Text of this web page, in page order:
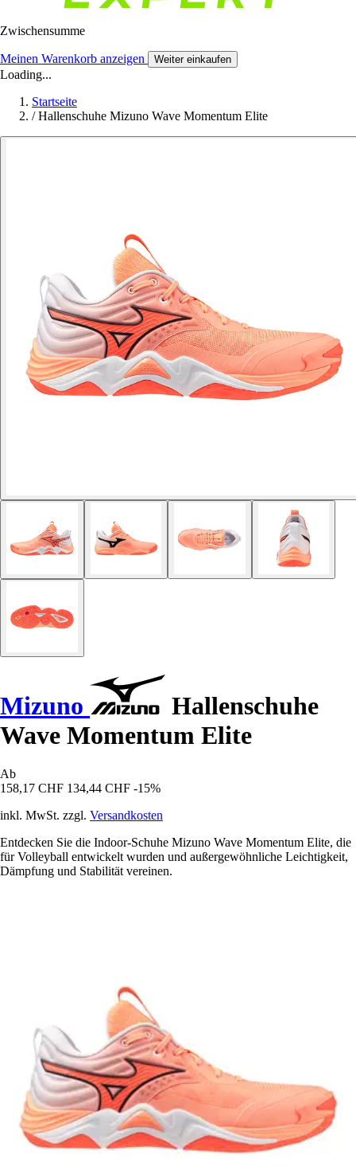
Zwischensumme
Meinen Warenkorb anzeigen Weiter einkaufen
Loading...
Startseite
/ Hallenschuhe Mizuno Wave Momentum Elite
Mizuno
Hallenschuhe
Wave Momentum Elite
Ab
158,17 CHF 134,44 CHF -15%
inkl. MwSt. zzgl. Versandkosten
Entdecken Sie die Indoor-Schuhe Mizuno Wave Momentum Elite, die
für Volleyball entwickelt wurden und außergewöhnliche Leichtigkeit,
Dämpfung und Stabilität vereinen.